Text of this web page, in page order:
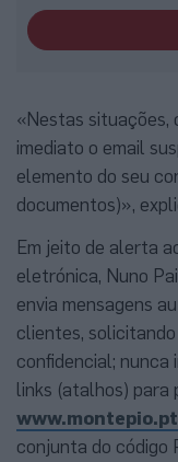
«Nestas situações,
imediato o email
elemento do seu
documentos)»,
Em jeito de alerta
eletrónica, Nuno
envia mensagens
clientes,
confidencial; nunca
links (atalhos) para
www.montepio.pt
conjunta do código